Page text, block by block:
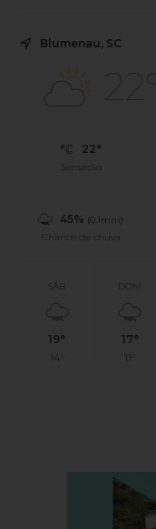
Blumenau, SC
22°
22°
Sensação
45% (0.1mm)
Chance de chuva
SÁB
19°
14°
DOM
17°
11°